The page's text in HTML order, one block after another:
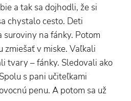
a tak sa dojhodli, že si
chystalo cesto. Deti
suroviny na fánky. Potom
zmiešať v miske. Vaľkali
tvary – fánky. Sledovali ako
s pani učiteľkami
penu. A potom sa už